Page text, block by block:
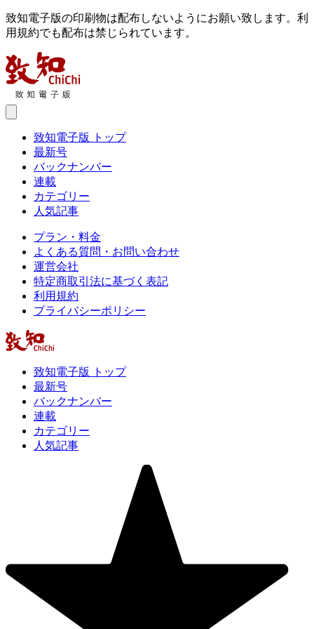
致知電子版の印刷物は配布しないようにお願い致します。利
用規約でも配布は禁じられています。
致知電子版 トップ
最新号
バックナンバー
連載
カテゴリー
人気記事
プラン・料金
よくある質問・お問い合わせ
運営会社
特定商取引法に基づく表記
利用規約
プライバシーポリシー
致知電子版 トップ
最新号
バックナンバー
連載
カテゴリー
人気記事